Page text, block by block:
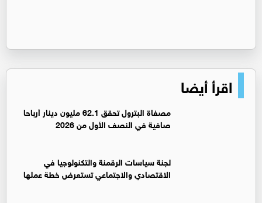
اقرأ أيضا
مصفاة البترول تحقق 62.1 مليون دينار أرباحا
صافية في النصف الأول من 2026
لجنة سياسات الرقمنة والتكنولوجيا في
الاقتصادي والاجتماعي تستعرض خطة عملها